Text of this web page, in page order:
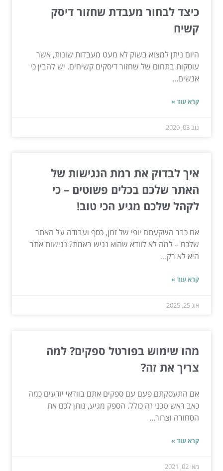
כיצד לבחור מעבדת שחזור דיסק
קשיח
היום ניתן למצוא בשוק לא מעט מעבדות שונות, אשר
עוסקות בתחום של שחזור דיסקים קשיחים. יש להבין כי
אנשים...
קרא עוד »
נוב 03, 2020
איך לבדוק את רמת הנגישות של
האתר שלכם בכלים פשוטים – כי
לקהל שלכם מגיע הכי טוב!
אם כבר השקעתם יופי של זמן, כסף ועבודה על האתר
שלכם – למה לא לוודא שהוא נגיש באמת? נגישות אתר
היא לא רק...
קרא עוד »
אוג 25, 2025
מהו שימוש בפורטל ספקים? למה
צריך את זה?
אם התעסקתם פעם עם ספקים אתם בוודאי יודעים כמה
כאב ראש טכני זה כולל. הספק מגיע, נותן לכם את
הסחורה וצרור...
קרא עוד »
מאי 02, 2021